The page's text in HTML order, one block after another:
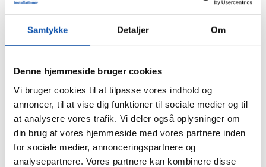
Samtykke Detaljer Om
Denne hjemmeside bruger cookies
Vi bruger cookies til at tilpasse vores indhold og
annoncer, til at vise dig funktioner til sociale medier og til
at analysere vores trafik. Vi deler også oplysninger om
din brug af vores hjemmeside med vores partnere inden
for sociale medier, annonceringspartnere og
analysepartnere. Vores partnere kan kombinere disse
Ladeboks
Solceller
Netværk & Fiber
Brand & Sikring
Brandsikring
Tyverisikring private
Tyverisikring virksomheder
Digitalt låsesystem
Køl & Varme